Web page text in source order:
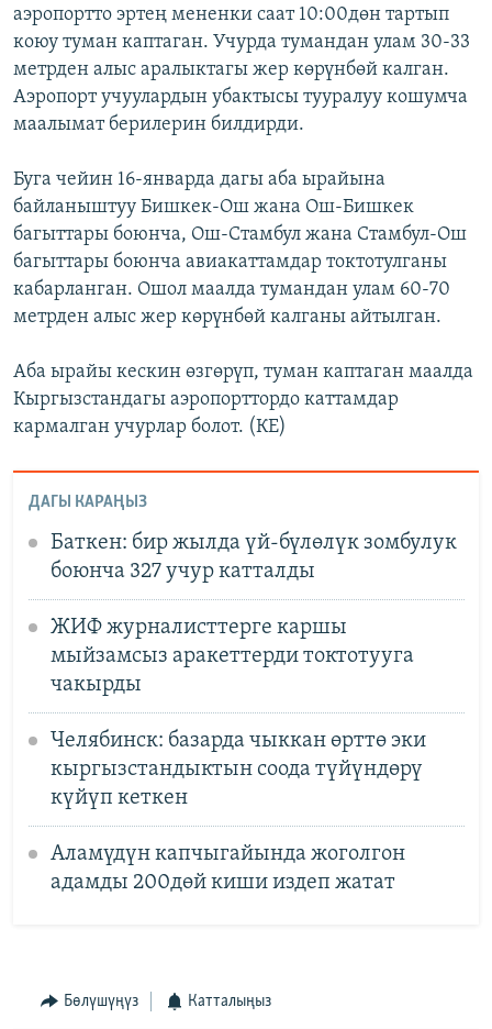
аэропортто эртең мененки саат 10:00дөн тартып
коюу туман каптаган. Учурда тумандан улам 30-33
метрден алыс аралыктагы жер көрүнбөй калган.
Аэропорт учуулардын убактысы тууралуу кошумча
маалымат берилерин билдирди.
Буга чейин 16-январда дагы аба ырайына
байланыштуу Бишкек-Ош жана Ош-Бишкек
багыттары боюнча, Ош-Стамбул жана Стамбул-Ош
багыттары боюнча авиакаттамдар токтотулганы
кабарланган. Ошол маалда тумандан улам 60-70
метрден алыс жер көрүнбөй калганы айтылган.
Аба ырайы кескин өзгөрүп, туман каптаган маалда
Кыргызстандагы аэропорттордо каттамдар
кармалган учурлар болот. (КЕ)
ДАГЫ КАРАҢЫЗ
Баткен: бир жылда үй-бүлөлүк зомбулук
боюнча 327 учур катталды
ЖИФ журналисттерге каршы
мыйзамсыз аракеттерди токтотууга
чакырды
Челябинск: базарда чыккан өрттө эки
кыргызстандыктын соода түйүндөрү
күйүп кеткен
Аламүдүн капчыгайында жоголгон
адамды 200дөй киши издеп жатат
Бөлүшүңүз Катталыңыз